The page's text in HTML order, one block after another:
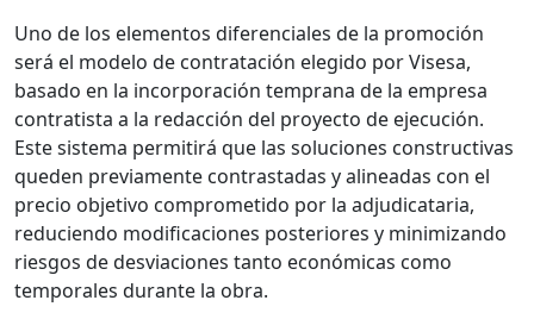
Uno de los elementos diferenciales de la promoción
será el modelo de contratación elegido por Visesa,
basado en la incorporación temprana de la empresa
contratista a la redacción del proyecto de ejecución.
Este sistema permitirá que las soluciones constructivas
queden previamente contrastadas y alineadas con el
precio objetivo comprometido por la adjudicataria,
reduciendo modificaciones posteriores y minimizando
riesgos de desviaciones tanto económicas como
temporales durante la obra.